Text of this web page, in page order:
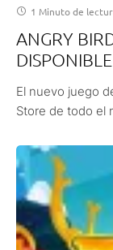
1 Minuto de
ANGRY
El nuevo juego
Store de todo el